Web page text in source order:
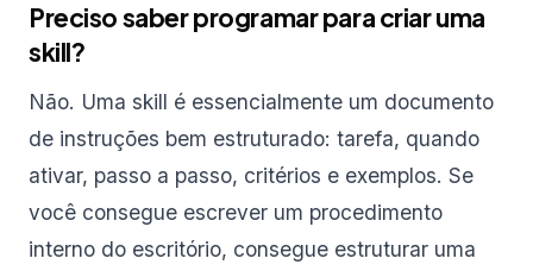
Preciso saber programar para criar uma
skill?
Não. Uma skill é essencialmente um documento
de instruções bem estruturado: tarefa, quando
ativar, passo a passo, critérios e exemplos. Se
você consegue escrever um procedimento
interno do escritório, consegue estruturar uma